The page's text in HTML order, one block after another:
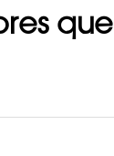
que